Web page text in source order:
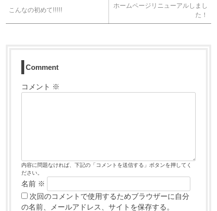
こんなの初めて!!!!!
ホームページリニューアルしまし
た！
Comment
コメント ※
内容に問題なければ、下記の「コメントを送信する」ボタンを押してく
ださい。
名前 ※
次回のコメントで使用するためブラウザーに自分
の名前、メールアドレス、サイトを保存する。